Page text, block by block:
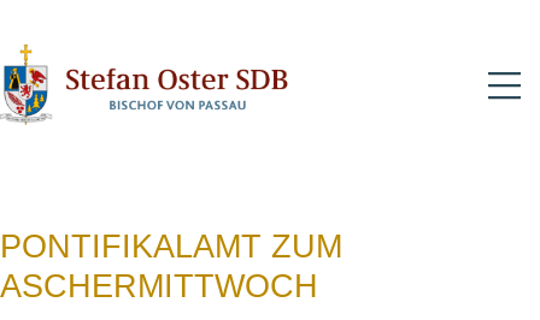
PONTIFIKALAMT ZUM
ASCHERMITTWOCH